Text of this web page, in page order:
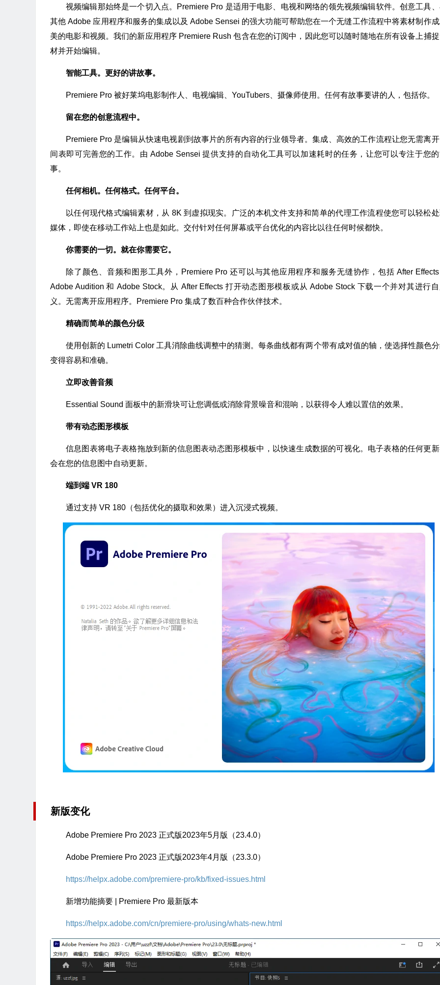
视频编辑那始终是一个切入点。Premiere Pro 是适用于电影、电视和网络的领先视频编辑软件。创意工具
其他 Adobe 应用程序和服务的集成以及 Adobe Sensei 的强大功能可帮助您在一个无缝工作流程中将素材制作
美的电影和视频。我们的新应用程序 Premiere Rush 包含在您的订阅中，因此您可以随时随地在所有设备上捕
材并开始编辑。
智能工具。更好的讲故事。
Premiere Pro 被好莱坞电影制作人、电视编辑、YouTubers、摄像师使用。任何有故事要讲的人，包括你。
留在您的创意流程中。
Premiere Pro 是编辑从快速电视剧到故事片的所有内容的行业领导者。集成、高效的工作流程让您无需离
间表即可完善您的工作。由 Adobe Sensei 提供支持的自动化工具可以加速耗时的任务，让您可以专注于您
事。
任何相机。任何格式。任何平台。
以任何现代格式编辑素材，从 8K 到虚拟现实。广泛的本机文件支持和简单的代理工作流程使您可以轻松
媒体，即使在移动工作站上也是如此。交付针对任何屏幕或平台优化的内容比以往任何时候都快。
你需要的一切。就在你需要它。
除了颜色、音频和图形工具外，Premiere Pro 还可以与其他应用程序和服务无缝协作，包括 After
Adobe Audition 和 Adobe Stock。从 After Effects 打开动态图形模板或从 Adobe Stock 下载一个并对其进行
义。无需离开应用程序。Premiere Pro 集成了数百种合作伙伴技术。
精确而简单的颜色分级
使用创新的 Lumetri Color 工具消除曲线调整中的猜测。每条曲线都有两个带有成对值的轴，使选择性颜色
变得容易和准确。
立即改善音频
Essential Sound 面板中的新滑块可让您调低或消除背景噪音和混响，以获得令人难以置信的效果。
带有动态图形模板
信息图表将电子表格拖放到新的信息图表动态图形模板中，以快速生成数据的可视化。电子表格的任何更
会在您的信息图中自动更新。
端到端 VR 180
通过支持 VR 180（包括优化的摄取和效果）进入沉浸式视频。
新版变化
Adobe Premiere Pro 2023 正式版2023年5月版（23.4.0）
Adobe Premiere Pro 2023 正式版2023年4月版（23.3.0）
https://helpx.adobe.com/premiere-pro/kb/fixed-issues.html
新增功能摘要 | Premiere Pro 最新版本
https://helpx.adobe.com/cn/premiere-pro/using/whats-new.html